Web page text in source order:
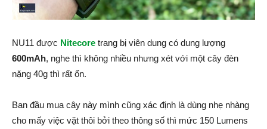
NU11 được Nitecore trang bị viên dung có dung lượng
600mAh, nghe thì không nhiều nhưng xét với một cây đèn
nặng 40g thì rất ổn.
Ban đầu mua cây này mình cũng xác định là dùng nhẹ nhàng
cho mấy việc vặt thôi bởi theo thông số thì mức 150 Lumens